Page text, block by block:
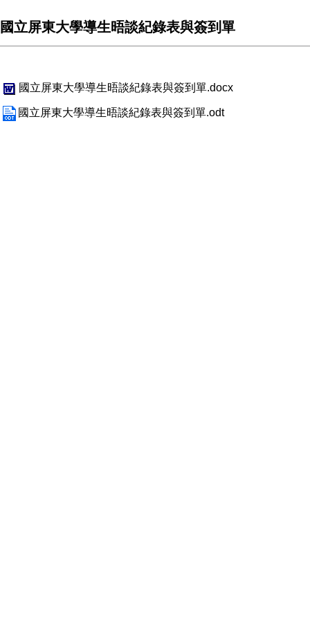
國立屏東大學導生晤談紀錄表與簽到單
國立屏東大學導生晤談紀錄表與簽到單.docx
國立屏東大學導生晤談紀錄表與簽到單.odt